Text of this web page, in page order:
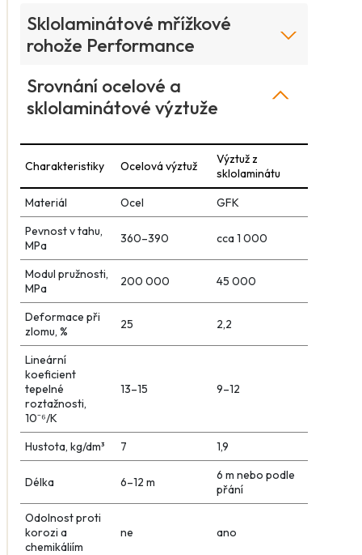
Sklolaminátové mřížkové
rohože Performance
Srovnání ocelové a
sklolaminátové výztuže
Charakteristiky Ocelová výztuž
Výztuž z
sklolaminátu
Materiál
Ocel
GFK
Pevnost v tahu,
MPa
360–390 cca 1 000
Modul pružnosti,
MPa
200 000 45 000
Deformace při
zlomu, %
25 2,2
Lineární
koeficient
tepelné
roztažnosti,
10⁻⁶/K
13–15 9–12
Hustota, kg/dm³ 7 1,9
Délka 6–12 m
6 m nebo podle
přání
Odolnost proti
korozi a
chemikáliím
ne ano